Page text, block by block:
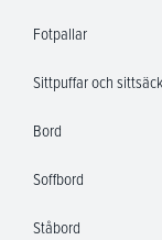
Fotpallar
Sittpuffar och
Bord
Soffbord
Ståbord